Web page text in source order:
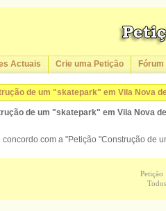
Actuais Crie uma Petição Fórum
de um "skatepark" em Vila Nova
de um "skatepark" em Vila Nova
concordo com a "Petição "Construção de
Petição